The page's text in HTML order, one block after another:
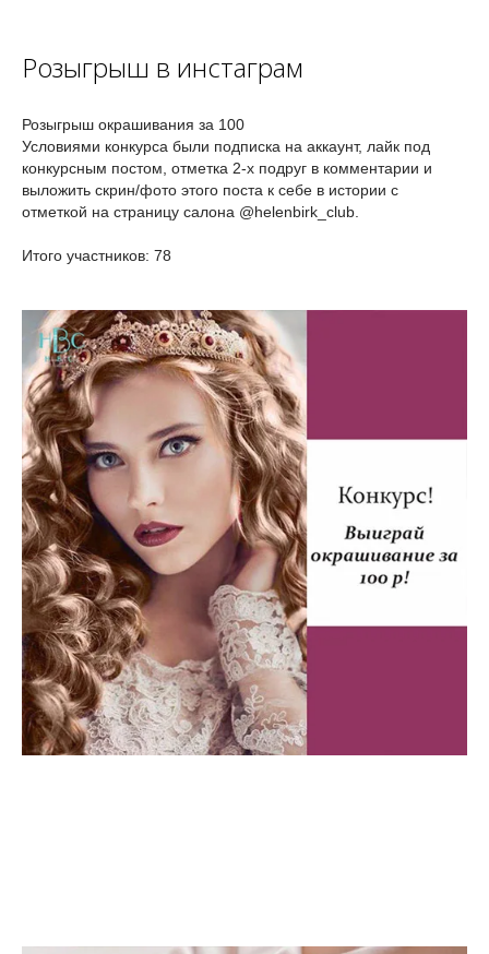
Розыгрыш в инстаграм
Розыгрыш окрашивания за 100
Условиями конкурса были подписка на аккаунт, лайк под
конкурсным постом, отметка 2-х подруг в комментарии и
выложить скрин/фото этого поста к себе в истории с
отметкой на страницу салона @helenbirk_club.
Итого участников: 78